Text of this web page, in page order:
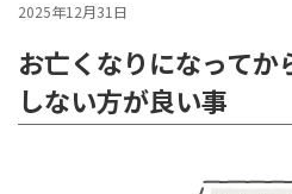
2025年12月31日
お亡くなりになって
しない方が良い事